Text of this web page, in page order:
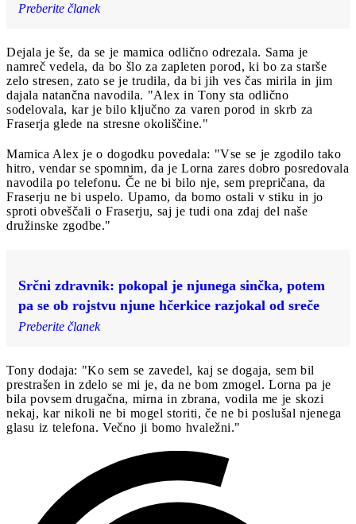
Preberite članek
Dejala je še, da se je mamica odlično odrezala. Sama je
namreč vedela, da bo šlo za zapleten porod, ki bo za starše
zelo stresen, zato se je trudila, da bi jih ves čas mirila in jim
dajala natančna navodila. "Alex in Tony sta odlično
sodelovala, kar je bilo ključno za varen porod in skrb za
Fraserja glede na stresne okoliščine."
Mamica Alex je o dogodku povedala: "Vse se je zgodilo tako
hitro, vendar se spomnim, da je Lorna zares dobro posredovala
navodila po telefonu. Če ne bi bilo nje, sem prepričana, da
Fraserju ne bi uspelo. Upamo, da bomo ostali v stiku in jo
sproti obveščali o Fraserju, saj je tudi ona zdaj del naše
družinske zgodbe."
Srčni zdravnik: pokopal je njunega sinčka, potem
pa se ob rojstvu njune hčerkice razjokal od sreče
Preberite članek
Tony dodaja: "Ko sem se zavedel, kaj se dogaja, sem bil
prestrašen in zdelo se mi je, da ne bom zmogel. Lorna pa je
bila povsem drugačna, mirna in zbrana, vodila me je skozi
nekaj, kar nikoli ne bi mogel storiti, če ne bi poslušal njenega
glasu iz telefona. Večno ji bomo hvaležni."